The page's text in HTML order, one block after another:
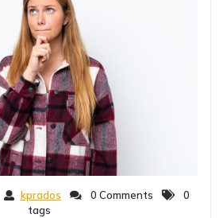
kprados 0 Comments
0
tags